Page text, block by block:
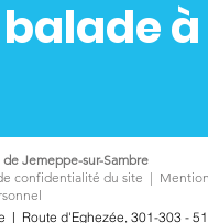
Jemeppe-sur-Sambre
confidentialité du site |
| Route d'Eghezée, 301-303 -